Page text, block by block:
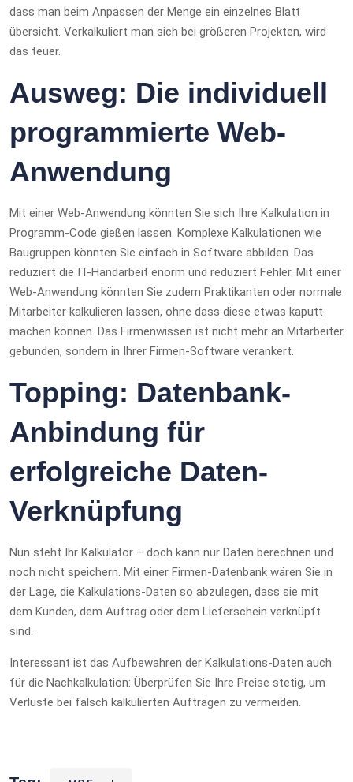
dass man beim Anpassen der Menge ein einzelnes Blatt
übersieht. Verkalkuliert man sich bei größeren Projekten, wird
das teuer.
Ausweg: Die individuell
programmierte Web-
Anwendung
Mit einer Web-Anwendung könnten Sie sich Ihre Kalkulation in
Programm-Code gießen lassen. Komplexe Kalkulationen wie
Baugruppen könnten Sie einfach in Software abbilden. Das
reduziert die IT-Handarbeit enorm und reduziert Fehler. Mit einer
Web-Anwendung könnten Sie zudem Praktikanten oder normale
Mitarbeiter kalkulieren lassen, ohne dass diese etwas kaputt
machen können. Das Firmenwissen ist nicht mehr an Mitarbeiter
gebunden, sondern in Ihrer Firmen-Software verankert.
Topping: Datenbank-
Anbindung für
erfolgreiche Daten-
Verknüpfung
Nun steht Ihr Kalkulator – doch kann nur Daten berechnen und
noch nicht speichern. Mit einer Firmen-Datenbank wären Sie in
der Lage, die Kalkulations-Daten so abzulegen, dass sie mit
dem Kunden, dem Auftrag oder dem Lieferschein verknüpft
sind.
Interessant ist das Aufbewahren der Kalkulations-Daten auch
für die Nachkalkulation: Überprüfen Sie Ihre Preise stetig, um
Verluste bei falsch kalkulierten Aufträgen zu vermeiden.